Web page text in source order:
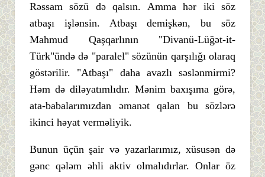
Rəssam sözü də qalsın. Amma hər iki söz
atbaşı işlənsin. Atbaşı demişkən, bu söz
Mahmud Qaşqarlının "Divanü-Lüğət-it-
Türk"ündə də "paralel" sözünün qarşılığı olaraq
göstərilir. "Atbaşı" daha avazlı səslənmirmi?
Həm də diləyatımlıdır. Mənim baxışıma görə,
ata-babalarımızdan əmanət qalan bu sözlərə
ikinci həyat verməliyik.
Bunun üçün şair və yazarlarımız, xüsusən də
gənc qələm əhli aktiv olmalıdırlar. Onlar öz